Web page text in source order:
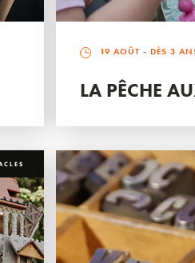
19 AOÛT - DÈS 3
LA PÊCHE